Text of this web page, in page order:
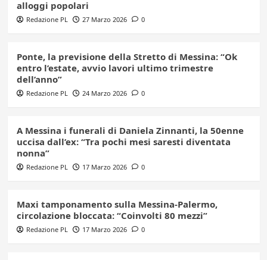
alloggi popolari
Redazione PL 27 Marzo 2026 0
Ponte, la previsione della Stretto di Messina: “Ok
entro l’estate, avvio lavori ultimo trimestre
dell’anno”
Redazione PL 24 Marzo 2026 0
A Messina i funerali di Daniela Zinnanti, la 50enne
uccisa dall’ex: “Tra pochi mesi saresti diventata
nonna”
Redazione PL 17 Marzo 2026 0
Maxi tamponamento sulla Messina-Palermo,
circolazione bloccata: “Coinvolti 80 mezzi”
Redazione PL 17 Marzo 2026 0